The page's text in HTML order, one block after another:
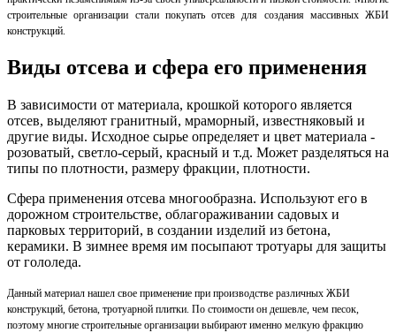
строительные организации стали покупать отсев для создания массивных ЖБИ
конструкций.
Виды отсева и сфера его применения
В зависимости от материала, крошкой которого является
отсев, выделяют гранитный, мраморный, известняковый и
другие виды. Исходное сырье определяет и цвет материала -
розоватый, светло-серый, красный и т.д. Может разделяться на
типы по плотности, размеру фракции, плотности.
Сфера применения отсева многообразна. Используют его в
дорожном строительстве, облагораживании садовых и
парковых территорий, в создании изделий из бетона,
керамики. В зимнее время им посыпают тротуары для защиты
от гололеда.
Данный материал нашел свое применение при производстве различных ЖБИ
конструкций, бетона, тротуарной плитки. По стоимости он дешевле, чем песок,
поэтому многие строительные организации выбирают именно мелкую фракцию